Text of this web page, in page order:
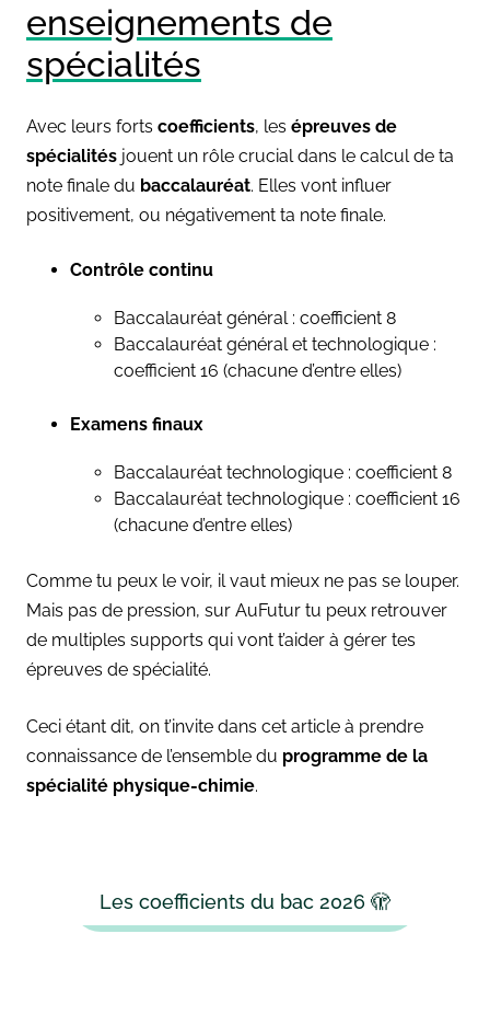
enseignements de
spécialités
Avec leurs forts coefficients, les épreuves de
spécialités jouent un rôle crucial dans le calcul de ta
note finale du baccalauréat. Elles vont influer
positivement, ou négativement ta note finale.
Contrôle continu
Baccalauréat général : coefficient 8
Baccalauréat général et technologique :
coefficient 16 (chacune d’entre elles)
Examens finaux
Baccalauréat technologique : coefficient 8
Baccalauréat technologique : coefficient 16
(chacune d’entre elles)
Comme tu peux le voir, il vaut mieux ne pas se louper.
Mais pas de pression, sur AuFutur tu peux retrouver
de multiples supports qui vont t’aider à gérer tes
épreuves de spécialité.
Ceci étant dit, on t’invite dans cet article à prendre
connaissance de l’ensemble du programme de la
spécialité physique-chimie.
Les coefficients du bac 2026 🫣